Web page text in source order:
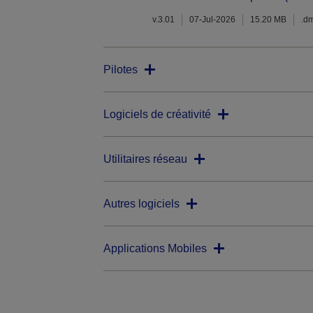
v.3.01 07-Jul-2026 15.20 MB
Pilotes
Logiciels de créativité
Utilitaires réseau
Autres logiciels
Applications Mobiles